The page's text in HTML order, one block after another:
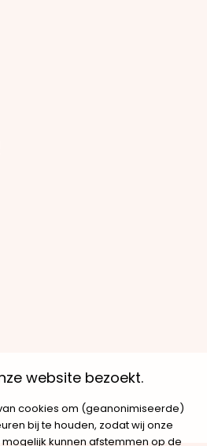
website bezoekt.
cookies om (geanonimiseerde)
bij te houden, zodat wij onze
kunnen afstemmen op de